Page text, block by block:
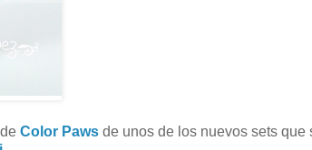
Color Pawsde unos de los nuevos sets que